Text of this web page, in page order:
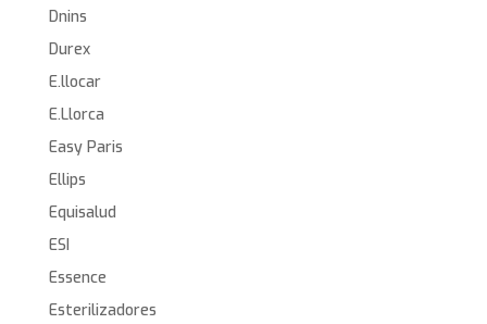
Dnins
Durex
E.llocar
E.Llorca
Easy Paris
Ellips
Equisalud
ESI
Essence
Esterilizadores